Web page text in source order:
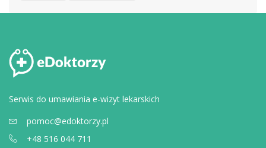
Serwis do umawiania e-wizyt lekarskich
pomoc@edoktorzy.pl
+48 516 044 711